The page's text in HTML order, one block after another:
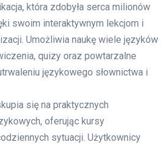
która zdobyła serca milionów
swoim interaktywnym lekcjom i
Umożliwia naukę wiele języków
quizy oraz powtarzalne
językowego słownictwa i
się na praktycznych
oferując kursy
sytuacji. Użytkownicy